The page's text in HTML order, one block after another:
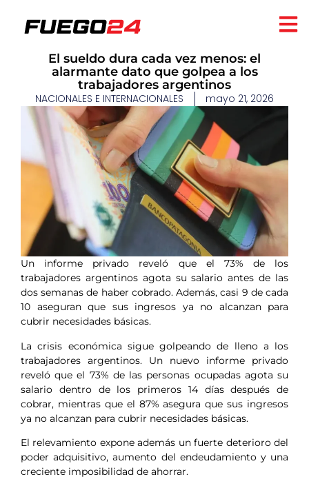
El sueldo dura cada vez menos: el
alarmante dato que golpea a los
trabajadores argentinos
NACIONALES E INTERNACIONALES mayo 21, 2026
Un informe privado reveló que el 73% de los
trabajadores argentinos agota su salario antes de las
dos semanas de haber cobrado. Además, casi 9 de cada
10 aseguran que sus ingresos ya no alcanzan para
cubrir necesidades básicas.
La crisis económica sigue golpeando de lleno a los
trabajadores argentinos. Un nuevo informe privado
reveló que el 73% de las personas ocupadas agota su
salario dentro de los primeros 14 días después de
cobrar, mientras que el 87% asegura que sus ingresos
ya no alcanzan para cubrir necesidades básicas.
El relevamiento expone además un fuerte deterioro del
poder adquisitivo, aumento del endeudamiento y una
creciente imposibilidad de ahorrar.